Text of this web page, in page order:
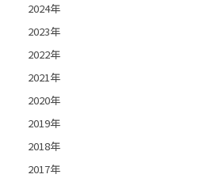
2024年
2023年
2022年
2021年
2020年
2019年
2018年
2017年